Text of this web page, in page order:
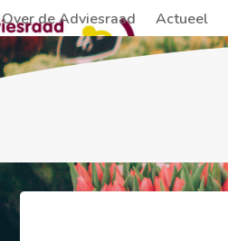
Over de Adviesraad Actueel